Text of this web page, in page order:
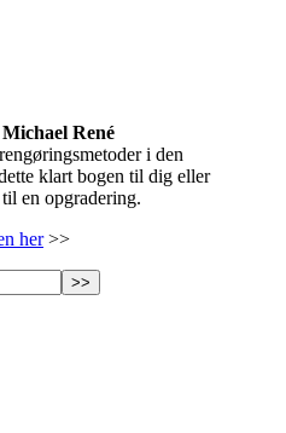
René
i den
klart bogen til dig eller
en opgradering.
her>>